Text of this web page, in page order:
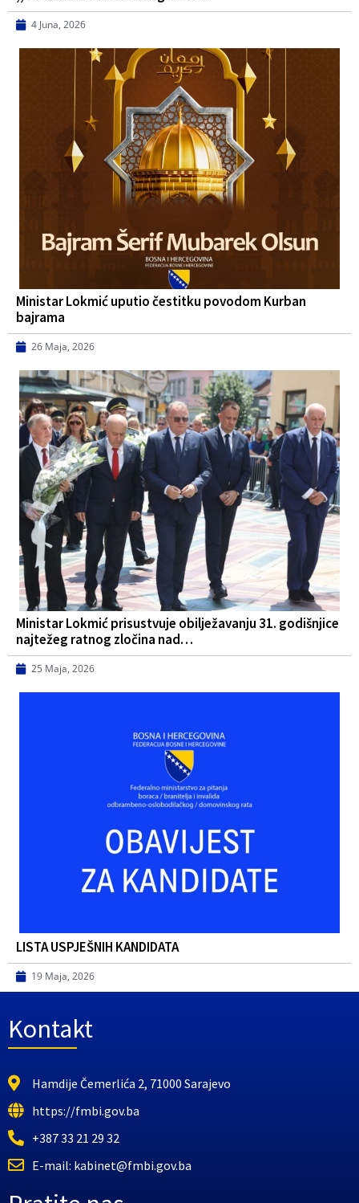
4 Juna, 2026
Ministar Lokmić uputio čestitku povodom Kurban
bajrama
26 Maja, 2026
Ministar Lokmić prisustvuje obilježavanju 31. godišnjice
najtežeg ratnog zločina nad…
25 Maja, 2026
LISTA USPJEŠNIH KANDIDATA
19 Maja, 2026
Kontakt
Hamdije Čemerlića 2, 71000 Sarajevo
https://fmbi.gov.ba
+387 33 21 29 32
E-mail: kabinet@fmbi.gov.ba